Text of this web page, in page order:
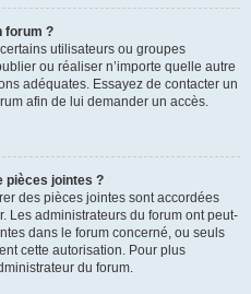
forum ?
utilisateurs ou groupes
ou réaliser n’importe quelle autre
adéquates. Essayez de contacter un
afin de lui demander un accès.
pièces jointes ?
des pièces jointes sont accordées
Les administrateurs du forum ont peut-
dans le forum concerné, ou seuls
cette autorisation. Pour plus
du forum.